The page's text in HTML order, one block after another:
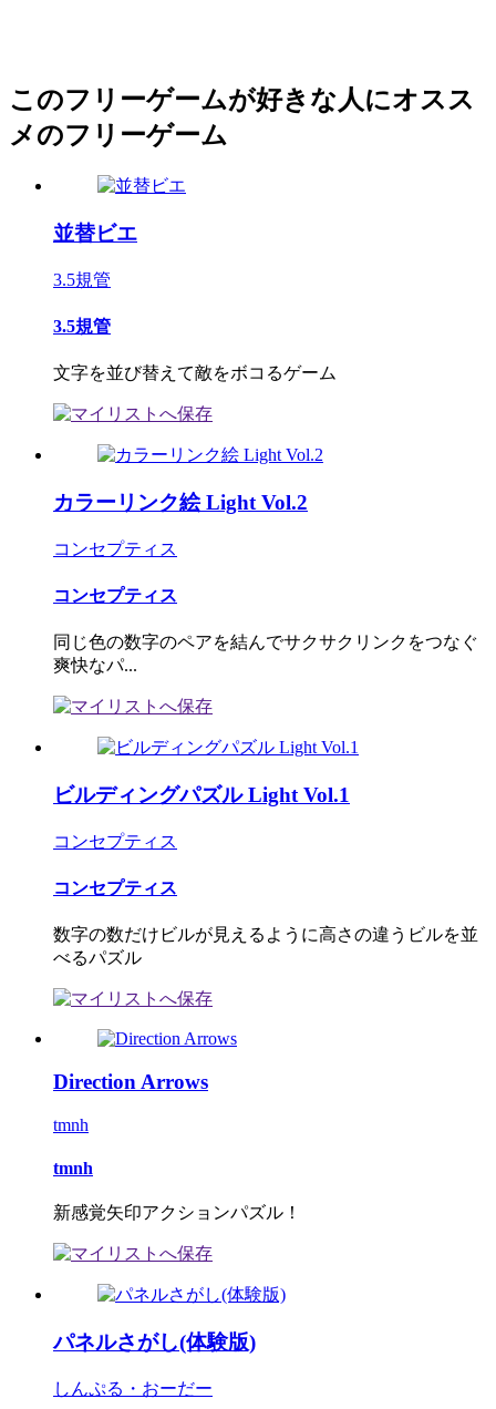
このフリーゲームが好きな人にオスス
メのフリーゲーム
並替ビエ
3.5規管
3.5規管
文字を並び替えて敵をボコるゲーム
カラーリンク絵 Light Vol.2
コンセプティス
コンセプティス
同じ色の数字のペアを結んでサクサクリンクをつなぐ
爽快なパ...
ビルディングパズル Light Vol.1
コンセプティス
コンセプティス
数字の数だけビルが見えるように高さの違うビルを並
べるパズル
Direction Arrows
tmnh
tmnh
新感覚矢印アクションパズル！
パネルさがし(体験版)
しんぷる・おーだー